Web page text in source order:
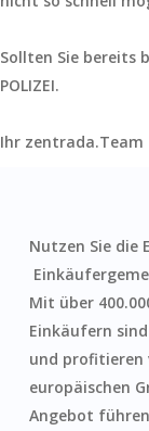
Sollten Sie bereits
POLIZEI.
Ihr zentrada.Team
Nutzen Sie die
Mit über
Einkäufern
und profitieren
europäischen
Angebot